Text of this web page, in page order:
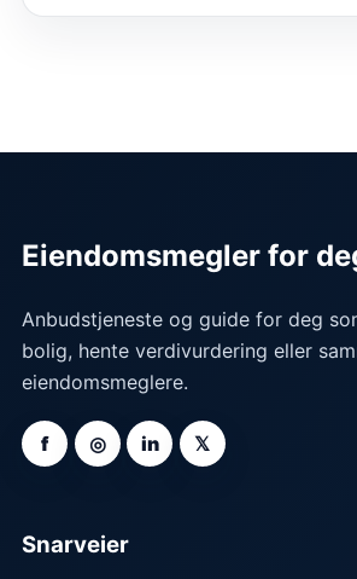
Eiendomsmegler for
Anbudstjeneste og guide for deg
bolig, hente verdivurdering eller
eiendomsmeglere.
f ◎ in 𝕏
Snarveier